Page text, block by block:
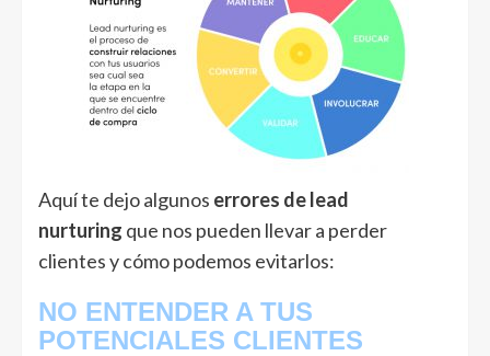
Aquí te dejo algunos errores de lead
nurturing que nos pueden llevar a perder
clientes y cómo podemos evitarlos:
NO ENTENDER A TUS
POTENCIALES CLIENTES